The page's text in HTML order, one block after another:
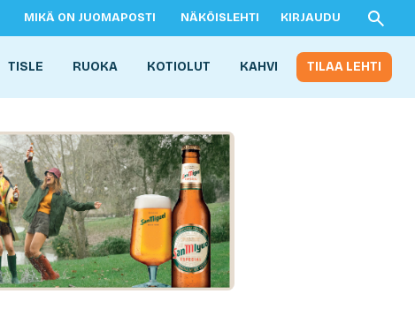
MIKÄ ON JUOMAPOSTI NÄKÖISLEHTI KIRJAUDU
TISLE RUOKA KOTIOLUT KAHVI TILAA LEHTI